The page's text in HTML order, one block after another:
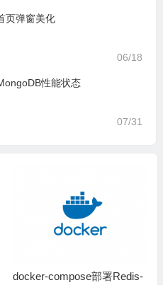
页弹窗美化
06/18
性能状态
07/31
docker-compose部署Redis-